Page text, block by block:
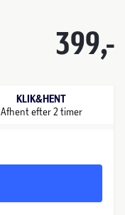
399,-
KLIK&HENT
Afhent efter 2 timer